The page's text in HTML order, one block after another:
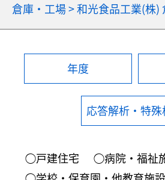
倉庫・工場>和光食品工業(株
年度
応答解析・特殊
◯戸建住宅 ◯病院・福祉